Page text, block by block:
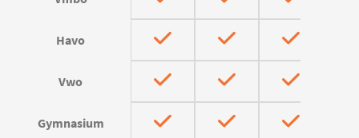
Havo
Vwo
Gymnasium